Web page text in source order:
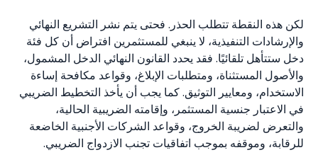
لكن هذه النقطة تتطلب الحذر. فحتى يتم نشر التشريع النهائي
والإرشادات التنفيذية، لا ينبغي للمستثمرين افتراض أن كل فئة
دخل ستتأهل تلقائيًا. فقد يحدد القانون النهائي الدخل المشمول،
والأصول المستثناة، ومتطلبات الإبلاغ، وقواعد مكافحة إساءة
الاستخدام، ومعايير التوثيق. كما يجب أن يأخذ التخطيط الضريبي
في الاعتبار جنسية المستثمر، وإقامته الضريبية الحالية،
والتعرض لضريبة الخروج، وقواعد الشركات الأجنبية الخاضعة
للرقابة، وموقفه بموجب اتفاقيات تجنب الازدواج الضريبي.